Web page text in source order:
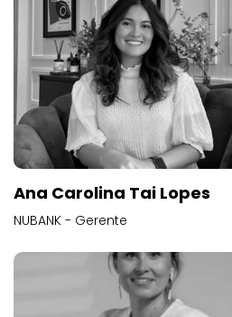
Ana Carolina Tai Lopes
NUBANK - Gerente